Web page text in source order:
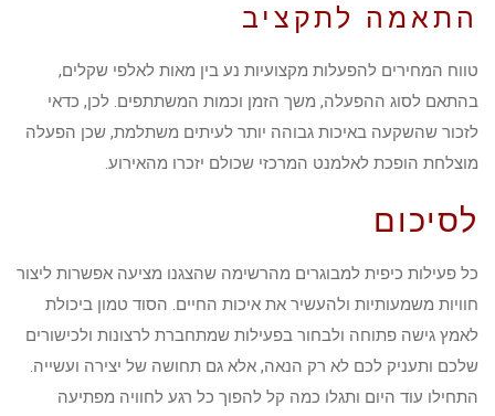
התאמה לתקציב
טווח המחירים להפעלות מקצועיות נע בין מאות לאלפי שקלים,
בהתאם לסוג ההפעלה, משך הזמן וכמות המשתתפים. לכן, כדאי
לזכור שהשקעה באיכות גבוהה יותר לעיתים משתלמת, שכן הפעלה
מוצלחת הופכת לאלמנט המרכזי שכולם יזכרו מהאירוע.
לסיכום
כל פעילות כיפית למבוגרים מהרשימה שהצגנו מציעה אפשרות ליצור
חוויות משמעותיות ולהעשיר את איכות החיים. הסוד טמון ביכולת
לאמץ גישה פתוחה ולבחור בפעילות שמתחברת לרצונות ולכישורים
שלכם ותעניק לכם לא רק הנאה, אלא גם תחושה של יצירה ועשייה.
התחילו עוד היום ותגלו כמה קל להפוך כל רגע לחוויה מפתיעה